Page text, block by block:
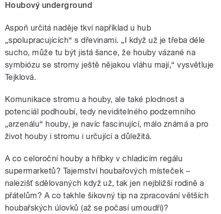
Houbový underground
Aspoň určitá naděje tkví například u hub
„spolupracujících“ s dřevinami. „I když už je třeba déle
sucho, může tu být jistá šance, že houby vázané na
symbiózu se stromy ještě nějakou vláhu mají,“ vysvětluje
Tejklová.
Komunikace stromu a houby, ale také plodnost a
potenciál podhoubí, tedy neviditelného podzemního
„arzenálu“ houby, je navíc fascinující, málo známá a pro
život houby i stromu i určující a důležitá.
A co celoroční houby a hříbky v chladicím regálu
supermarketů? Tajemství houbařových místeček –
nalezišť sdělovaných když už, tak jen nejbližší rodině a
přátelům? A co takhle šikovný tip na zpracování větších
houbařských úlovků (až se počasí umoudří)?